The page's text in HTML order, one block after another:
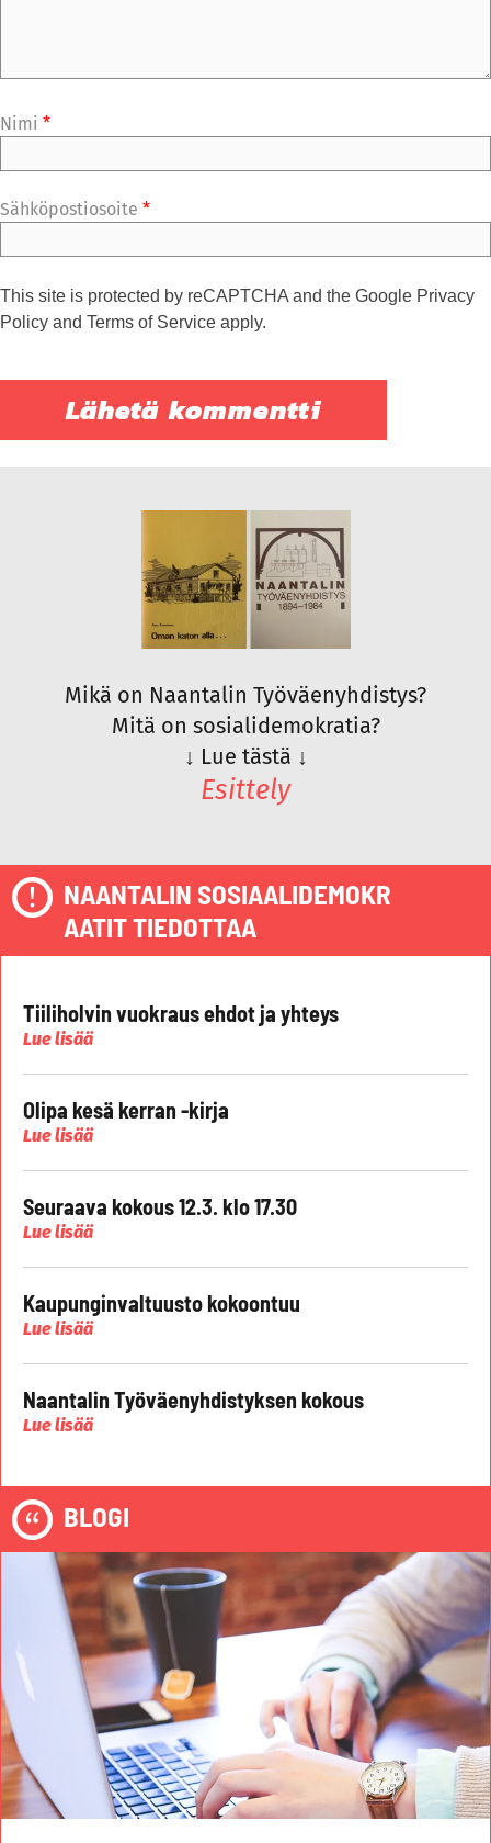
Nimi *
Sähköpostiosoite *
This site is protected by reCAPTCHA and the Google Privacy
Policy and Terms of Service apply.
Mikä on Naantalin Työväenyhdistys?
Mitä on sosialidemokratia?
↓ Lue tästä ↓
Esittely
NAANTALIN SOSIAALIDEMOKR
AATIT TIEDOTTAA
Tiiliholvin vuokraus ehdot ja yhteys
Lue lisää
Olipa kesä kerran -kirja
Lue lisää
Seuraava kokous 12.3. klo 17.30
Lue lisää
Kaupunginvaltuusto kokoontuu
Lue lisää
Naantalin Työväenyhdistyksen kokous
Lue lisää
BLOGI